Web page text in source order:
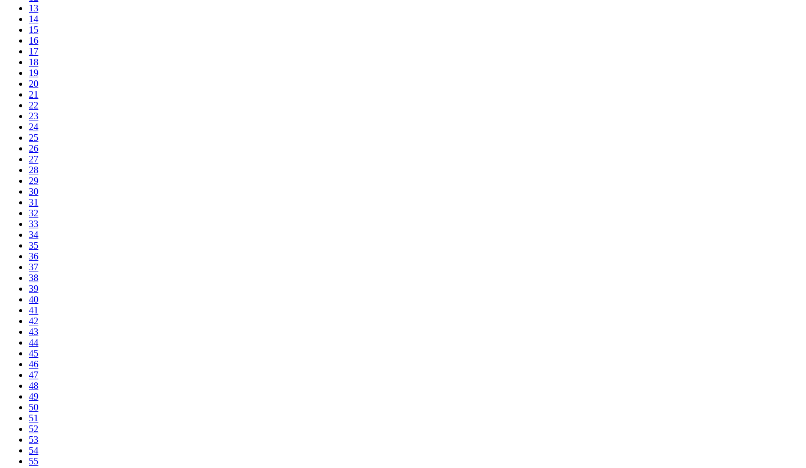
13
14
15
16
17
18
19
20
21
22
23
24
25
26
27
28
29
30
31
32
33
34
35
36
37
38
39
40
41
42
43
44
45
46
47
48
49
50
51
52
53
54
55